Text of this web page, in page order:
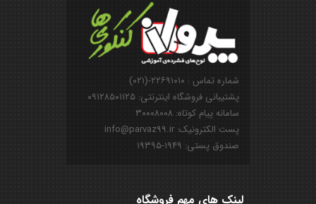
شماره تماس : ۲۲۶۹۱۰۱۰-(۰۲۱)
پشتیبانی فروشگاه اینترنتی: ۰۹۱۲۸۵۰۱۱۲۵
سامانه پیام کوتاه: ۳۰۰۰۸۰۰۸
پست الکترونیک: info@parvaz99.ir
صندوق پستی: ۱۹۴۹-۱۹۳۹۵
لینک های مهم فروشگاه